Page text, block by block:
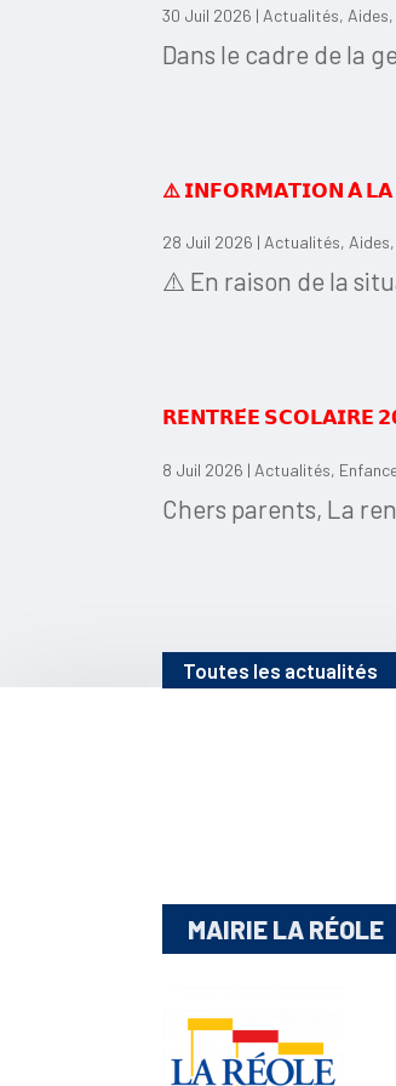
30 Juil 2026 | Actualités, Aides,
Dans le cadre de la
⚠️ 𝗜𝗡𝗙𝗢𝗥𝗠𝗔𝗧𝗜𝗢𝗡 𝗔̀
28 Juil 2026 |Actualités,Aides,
⚠️ En raison de la
𝗥𝗘𝗡𝗧𝗥𝗘́𝗘 𝗦𝗖𝗢𝗟𝗔𝗜𝗥𝗘
8 Juil 2026 | Actualités,
Chers parents, La
Toutes les actualités
MAIRIE LA RÉOLE